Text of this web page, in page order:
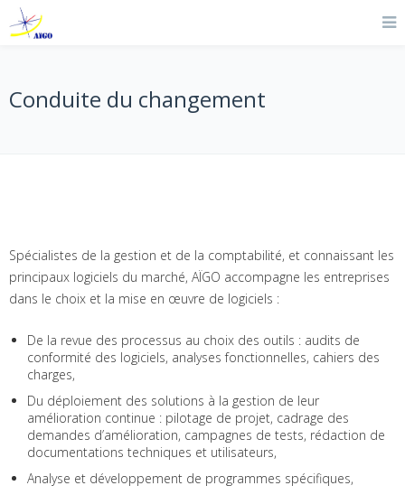
Conduite du changement
Spécialistes de la gestion et de la comptabilité, et connaissant les
principaux logiciels du marché, AÏGO accompagne les entreprises
dans le choix et la mise en œuvre de logiciels :
De la revue des processus au choix des outils : audits de
conformité des logiciels, analyses fonctionnelles, cahiers des
charges,
Du déploiement des solutions à la gestion de leur
amélioration continue : pilotage de projet, cadrage des
demandes d’amélioration, campagnes de tests, rédaction de
documentations techniques et utilisateurs,
Analyse et développement de programmes spécifiques,